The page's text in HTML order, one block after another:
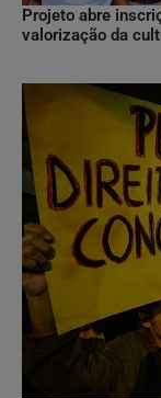
Projeto abre
valorização da